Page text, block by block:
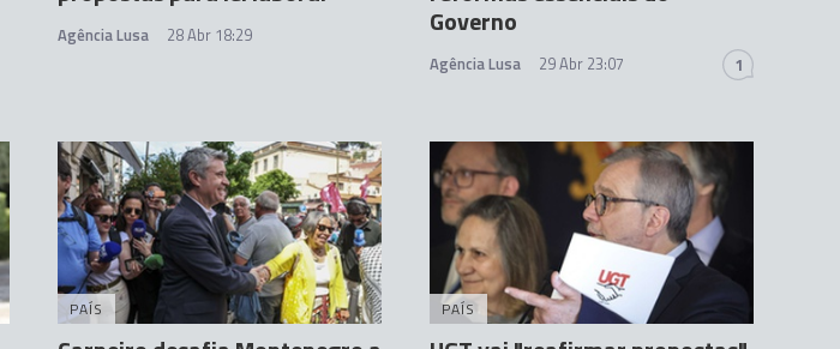
Agência Lusa 28 Abr 18:29 Governo
Agência Lusa 29 Abr 23:07 1
PAÍS PAÍS